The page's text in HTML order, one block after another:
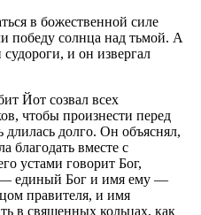
в божественной силе
победу солнца над тьмой. А
и он извергал
Йот созвал всех
чтобы произнести перед
долго. Он объяснял,
благодать вместе с
устами говорит Бог,
— единый Бог и имя ему —
правителя, и имя
в священных кольцах, как